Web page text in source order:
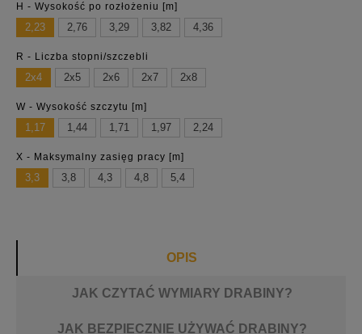
H - Wysokość po rozłożeniu [m]
2,23 2,76 3,29 3,82 4,36
R - Liczba stopni/szczebli
2x4 2x5 2x6 2x7 2x8
W - Wysokość szczytu [m]
1,17 1,44 1,71 1,97 2,24
X - Maksymalny zasięg pracy [m]
3,3 3,8 4,3 4,8 5,4
OPIS
JAK CZYTAĆ WYMIARY DRABINY?
JAK BEZPIECZNIE UŻYWAĆ DRABINY?